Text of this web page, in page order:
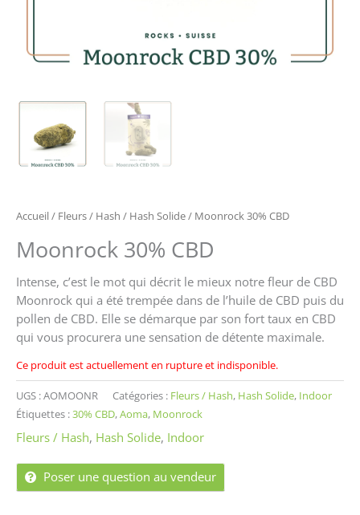
Accueil/ Fleurs / Hash / Hash Solide/ Moonrock 30% CBD
Moonrock 30% CBD
Intense, c’est le mot qui décrit le mieux notre fleur de CBD
Moonrock qui a été trempée dans de l’huile de CBD puis du
pollen de CBD. Elle se démarque par son fort taux en CBD
qui vous procurera une sensation de détente maximale.
Ce produit est actuellement en rupture et indisponible.
UGS :AOMOONR Catégories : Fleurs / Hash, Hash Solide, Indoor
Étiquettes :30% CBD,Aoma, Moonrock
Fleurs / Hash, Hash Solide, Indoor
Poser une question au vendeur